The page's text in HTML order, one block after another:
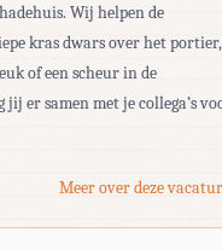
Wij helpen de
kras dwars over het portier,
of een scheur in de
er samen met je collega’s
Meer over deze